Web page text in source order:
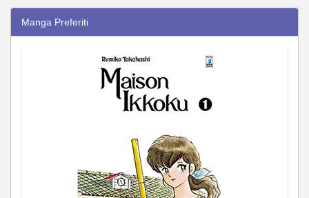
Manga Preferiti